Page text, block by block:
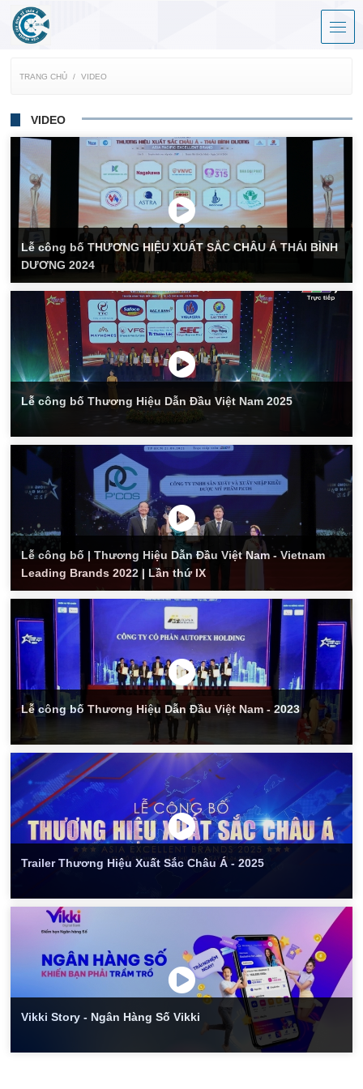
TRANG CHỦ VIDEO
VIDEO
Lễ công bố THƯƠNG HIỆU XUẤT SẮC CHÂU Á THÁI BÌNH
DƯƠNG 2024
Lễ công bố Thương Hiệu Dẫn Đầu Việt Nam 2025
Lễ công bố | Thương Hiệu Dẫn Đầu Việt Nam - Vietnam
Leading Brands 2022 | Lần thứ IX
Lễ công bố Thương Hiệu Dẫn Đầu Việt Nam - 2023
Trailer Thương Hiệu Xuất Sắc Châu Á - 2025
Vikki Story - Ngân Hàng Số Vikki